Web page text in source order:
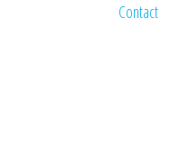
Contact